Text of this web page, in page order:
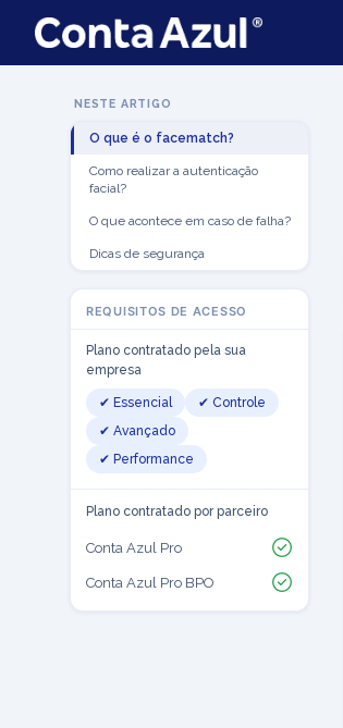
NESTE ARTIGO
O que é o facematch?
Como realizar a autenticação
facial?
O que acontece em caso de falha?
Dicas de segurança
REQUISITOS DE ACESSO
Plano contratado pela sua
empresa
✔ Essencial
✔ Controle
✔ Avançado
✔ Performance
Plano contratado por parceiro
Conta Azul Pro
Conta Azul Pro BPO